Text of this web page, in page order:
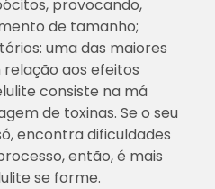
provocando,
de tamanho;
uma das maiores
aos efeitos
consiste na má
de toxinas. Se o seu
encontra dificuldades
então, é mais
se forme.